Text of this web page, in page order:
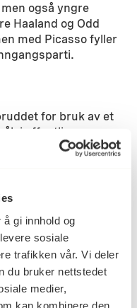
gi innhold og
sosiale
trafikken vår. Vi deler
du bruker nettstedet
medier,
kan kombinere den
også yngre
Haaland og Odd
med Picasso fyller
for bruk av et
i offentlige
som
Thomas Nikolai
2020